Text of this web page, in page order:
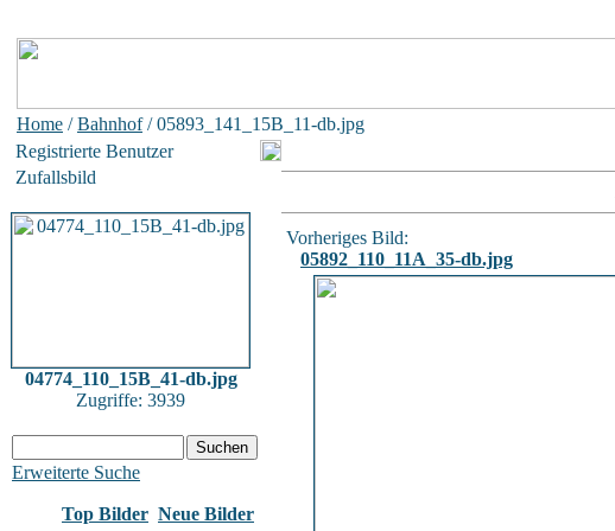
Home /Bahnhof/ 05893_141_15B_11-db.jpg
Registrierte Benutzer
Zufallsbild
04774_110_15B_41-db.jpg
Zugriffe: 3939
Erweiterte Suche
Top Bilder Neue Bilder
Vorheriges Bild:
05892_110_11A_35-db.jpg